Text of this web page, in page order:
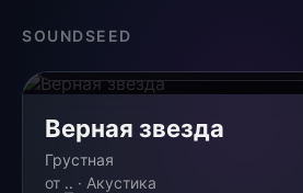
SOUNDSEED
Верная звезда
Грустная
от .. · Акустика